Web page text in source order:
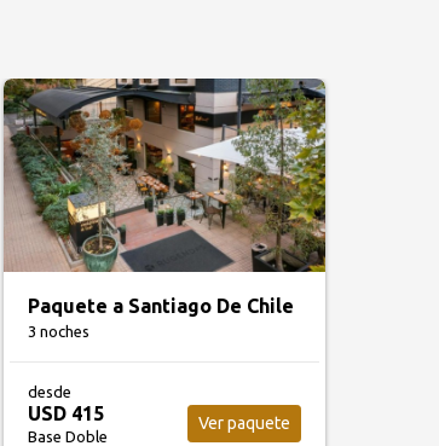
Paquete a Santiago De Chile
3 noches
desde
USD 415
Base Doble
Ver paquete